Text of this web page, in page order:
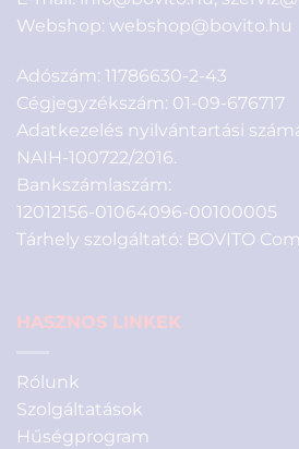
Webshop: webshop@bovito.hu
Adószám: 11786630-2-43
Cégjegyzékszám: 01-09-676717
Adatkezelés nyilvántartási
NAIH-100722/2016.
Bankszámlaszám:
12012156-01064096-00100005
Tárhely szolgáltató: BOVITO
HASZNOS LINKEK
Rólunk
Szolgáltatások
Hűségprogram